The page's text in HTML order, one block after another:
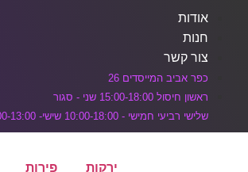
אודות
חנות
צור קשר
כפר אביב המייסדים 26
ראשון חיסול 15:00-18:00 שני - סגור
שלישי רביעי חמישי - 10:00-18:00 שישי- 8:00-13:00
ירקות פירות